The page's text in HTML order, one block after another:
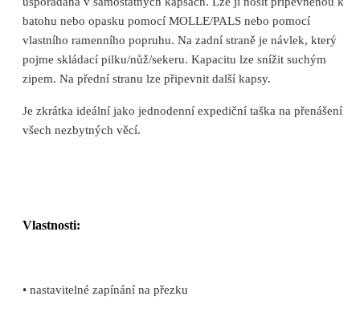
batohu nebo opasku pomocí MOLLE/PALS nebo pomocí
vlastního ramenního popruhu. Na zadní straně je návlek, který
pojme skládací pilku/nůž/sekeru. Kapacitu lze snížit suchým
zipem. Na přední stranu lze připevnit další kapsy.
Je zkrátka ideální jako jednodenní expediční taška na přenášení
všech nezbytných věcí.
Vlastnosti:
• nastavitelné zapínání na přezku